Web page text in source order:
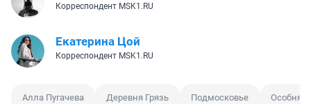
Корреспондент MSK1.RU
Екатерина Цой
Корреспондент MSK1.RU
Алла Пугачева Деревня Грязь Подмосковье Особняк